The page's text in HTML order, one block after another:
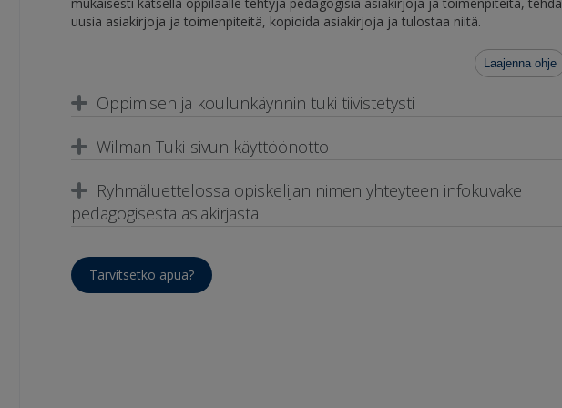
uusia asiakirjoja ja toimenpiteitä, kopioida asiakirjoja ja tulostaa niitä.
Laajenna ohje
Oppimisen ja koulunkäynnin tuki tiivistetysti
Wilman Tuki-sivun käyttöönotto
Ryhmäluettelossa opiskelijan nimen yhteyteen infokuvake
pedagogisesta asiakirjasta
Tarvitsetko apua?